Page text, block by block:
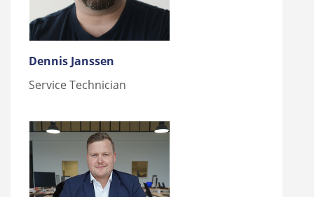
Dennis Janssen
Service Technician